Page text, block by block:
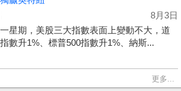
8月3日
星期，美股三大指數表面上變動不大，道
數升1%、標普500指數升1%、納斯...
更多...